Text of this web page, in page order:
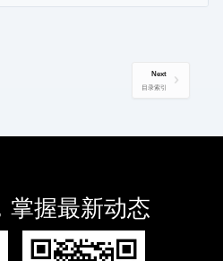
Next
目录索引
掌握最新动态